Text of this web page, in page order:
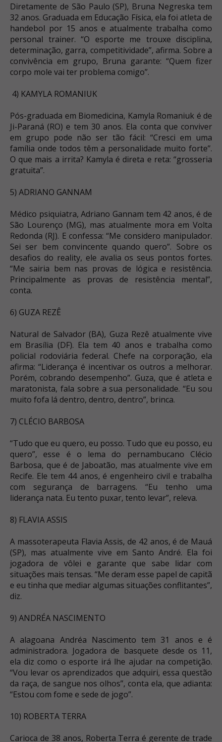
Diretamente de São Paulo (SP), Bruna Negreska tem
32 anos. Graduada em Educação Física, ela foi atleta de
handebol por 15 anos e atualmente trabalha como
personal trainer. “O esporte me trouxe disciplina,
determinação, garra, competitividade”, afirma. Sobre a
convivência em grupo, Bruna garante: “Quem fizer
corpo mole vai ter problema comigo”.
4) KAMYLA ROMANIUK
Pós-graduada em Biomedicina, Kamyla Romaniuk é de
Ji-Paraná (RO) e tem 30 anos. Ela conta que conviver
em grupo pode não ser tão fácil: “Cresci em uma
família onde todos têm a personalidade muito forte”.
O que mais a irrita? Kamyla é direta e reta: “grosseria
gratuita”.
5) ADRIANO GANNAM
Médico psiquiatra, Adriano Gannam tem 42 anos, é de
São Lourenço (MG), mas atualmente mora em Volta
Redonda (RJ). E confessa: “Me considero manipulador.
Sei ser bem convincente quando quero”. Sobre os
desafios do reality, ele avalia os seus pontos fortes.
“Me sairia bem nas provas de lógica e resistência.
Principalmente as provas de resistência mental”,
conta.
6) GUZA REZÊ
Natural de Salvador (BA), Guza Rezê atualmente vive
em Brasília (DF). Ela tem 40 anos e trabalha como
policial rodoviária federal. Chefe na corporação, ela
afirma: “Liderança é incentivar os outros a melhorar.
Porém, cobrando desempenho”. Guza, que é atleta e
maratonista, fala sobre a sua personalidade. “Eu sou
muito fofa lá dentro, dentro, dentro”, brinca.
7) CLÉCIO BARBOSA
“Tudo que eu quero, eu posso. Tudo que eu posso, eu
quero”, esse é o lema do pernambucano Clécio
Barbosa, que é de Jaboatão, mas atualmente vive em
Recife. Ele tem 44 anos, é engenheiro civil e trabalha
com segurança de barragens. “Eu tenho uma
liderança nata. Eu tento puxar, tento levar”, releva.
8) FLAVIA ASSIS
A massoterapeuta Flavia Assis, de 42 anos, é de Mauá
(SP), mas atualmente vive em Santo André. Ela foi
jogadora de vôlei e garante que sabe lidar com
situações mais tensas. “Me deram esse papel de capitã
e eu tinha que mediar algumas situações conflitantes”,
diz.
9) ANDRÉA NASCIMENTO
A alagoana Andréa Nascimento tem 31 anos e é
administradora. Jogadora de basquete desde os 11,
ela diz como o esporte irá lhe ajudar na competição.
“Vou levar os aprendizados que adquiri, essa questão
da raça, de sangue nos olhos”, conta ela, que adianta:
“Estou com fome e sede de jogo”.
10) ROBERTA TERRA
Carioca de 38 anos, Roberta Terra é gerente de trade